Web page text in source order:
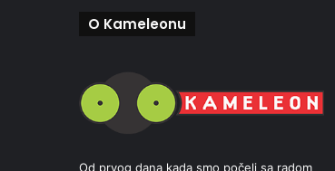
O Kameleonu
Od prvog dana kada smo počeli sa radom